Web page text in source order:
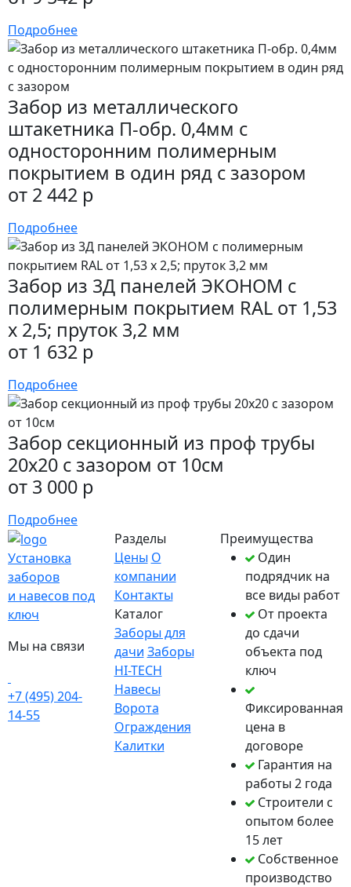
Подробнее
Забор из металлического
штакетника П-обр. 0,4мм с
односторонним полимерным
покрытием в один ряд с зазором
от 2 442 р
Подробнее
Забор из 3Д панелей ЭКОНОМ с
полимерным покрытием RAL от 1,53
х 2,5; пруток 3,2 мм
от 1 632 р
Подробнее
Забор секционный из проф трубы
20х20 с зазором от 10см
от 3 000 р
Подробнее
Установка
заборов
и навесов под
ключ
Мы на связи
+7 (495) 204-
14-55
Разделы
Цены О
компании
Контакты
Каталог
Заборы для
дачи Заборы
HI-TECH
Навесы
Ворота
Ограждения
Калитки
Преимущества
Один
подрядчик на
все виды работ
От проекта
до сдачи
объекта под
ключ
Фиксированная
цена в
договоре
Гарантия на
работы 2 года
Строители с
опытом более
15 лет
Собственное
производство